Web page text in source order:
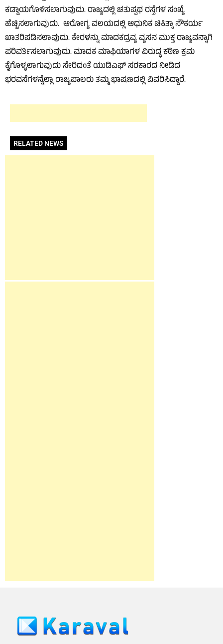
ಕಡ್ಡಾಯಗೊಳಿಸಲಾಗುವುದು. ರಾಜ್ಯದಲ್ಲಿ ಚತುಷ್ಪಥ ರಸ್ತೆಗಳ ಸಂಖ್ಯೆ
ಹೆಚ್ಚಿಸಲಾಗುವುದು. ಆರೋಗ್ಯ ವಲಯದಲ್ಲಿ ಆಧುನಿಕ ಚಿಕಿತ್ಸಾ ಸೌಕರ್ಯ
ಖಾತರಿಪಡಿಸಲಾವುದು. ಕೇರಳನ್ನು ಮಾದಕದ್ರವ್ಯ ವ್ಯಸನ ಮುಕ್ತ ರಾಜ್ಯವನ್ನಾಗಿ
ಪರಿವರ್ತಿಸಲಾಗುವುದು. ಮಾದಕ ಮಾಫಿಯಾಗಳ ವಿರುದ್ಧ ಕಠಿಣ ಕ್ರಮ
ಕೈಗೊಳ್ಳಲಾಗುವುದು ಸೇರಿದಂತೆ ಯುಡಿಎಫ್ ಸರಕಾರದ ನೀಡಿದ
ಭರವಸೆಗಳನ್ನೆಲ್ಲಾ ರಾಜ್ಯಪಾಲರು ತಮ್ಮ ಭಾಷಣದಲ್ಲಿ ವಿವರಿಸಿದ್ದಾರೆ.
RELATED NEWS